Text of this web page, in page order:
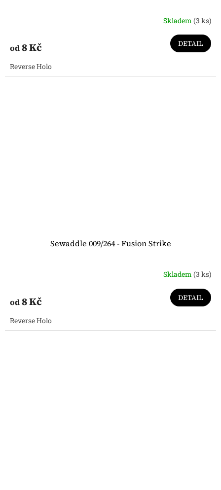
Skladem (3 ks)
od8 Kč DETAIL
Reverse Holo
Sewaddle 009/264 - Fusion Strike
Skladem (3 ks)
od8 Kč DETAIL
Reverse Holo